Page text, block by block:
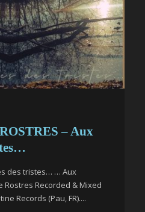
– Aux
des tristes… … Aux
Recorded & Mixed
Records (Pau, FR)....